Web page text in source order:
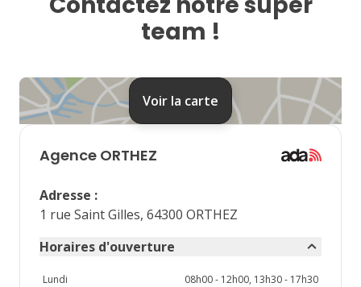
17 18 19 20
31
septembre 2026
7
14
21 23 24 25
team !
Voir la carte
Agence ORTHEZ
Adresse :
1 rue Saint Gilles, 64300 ORTHEZ
Horaires d'ouverture
Lundi
08h00 - 12h00, 13h30 - 17h30